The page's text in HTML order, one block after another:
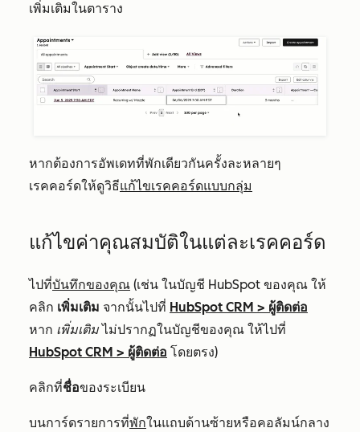
เพิ่มเติมในตาราง
หากต้องการอัพเดทที่พักเดียวกันครั้งละหลายๆ
เรคคอร์ดให้ดูวิธีแก้ไขเรคคอร์ดแบบกลุ่ม
แก้ไขค่าคุณสมบัติในแต่ละเรคคอร์ด
ไปที่บันทึกของคุณ (เช่น ในบัญชี HubSpot ของคุณ ให้
คลิก เพิ่มเติม จากนั้นไปที่ HubSpot CRM > ผู้ติดต่อ
หาก เพิ่มเติมไม่ปรากฏในบัญชีของคุณ ให้ไปที่
HubSpot CRM > ผู้ติดต่อ โดยตรง)
คลิกที่ชื่อของระเบียน
บนการ์ดรายการที่พักในแถบด้านซ้ายหรือคอลัมน์กลาง